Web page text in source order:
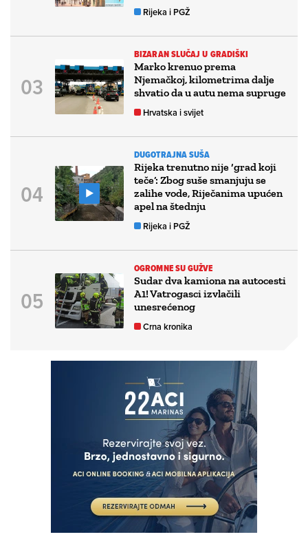
Rijeka i PGŽ
BIZARAN SLUČAJ U GRADIŠKI
Marko krenuo prema
Njemačkoj, kilometrima dalje
shvatio da u autu nema supruge
Hrvatska i svijet
DUGOTRAJNA SUŠA
Rijeka trenutno nije ‘grad koji
teče’: Zbog suše smanjuju se
zalihe vode, Riječanima upućen
apel na štednju
Rijeka i PGŽ
OGROMNE SU GUŽVE
Sudar dva kamiona na autocesti
A1! Vatrogasci izvlačili
unesrećenog
Crna kronika